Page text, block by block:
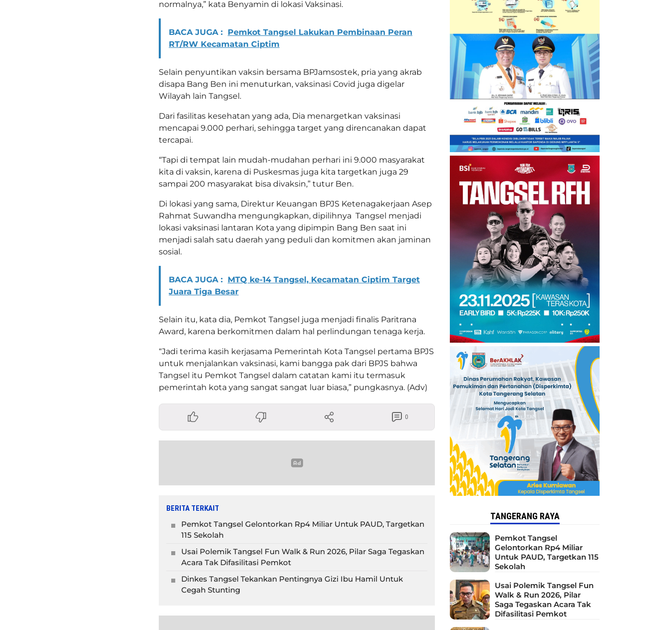
normalnya,” kata Benyamin di lokasi Vaksinasi.
BACA JUGA : Pemkot Tangsel Lakukan Pembinaan Peran
RT/RW Kecamatan Ciptim
Selain penyuntikan vaksin bersama BPJamsostek, pria yang akrab
disapa Bang Ben ini menuturkan, vaksinasi Covid juga digelar
Wilayah lain Tangsel.
Dari fasilitas kesehatan yang ada, Dia menargetkan vaksinasi
mencapai 9.000 perhari, sehingga target yang direncanakan dapat
tercapai.
“Tapi di tempat lain mudah-mudahan perhari ini 9.000 masyarakat
kita di vaksin, karena di Puskesmas juga kita targetkan juga 29
sampai 200 masyarakat bisa divaksin,” tutur Ben.
Di lokasi yang sama, Direktur Keuangan BPJS Ketenagakerjaan Asep
Rahmat Suwandha mengungkapkan, dipilihnya Tangsel menjadi
lokasi vaksinasi lantaran Kota yang dipimpin Bang Ben saat ini
menjadi salah satu daerah yang peduli dan komitmen akan jaminan
sosial.
BACA JUGA : MTQ ke-14 Tangsel, Kecamatan Ciptim Target
Juara Tiga Besar
Selain itu, kata dia, Pemkot Tangsel juga menjadi finalis Paritrana
Award, karena berkomitmen dalam hal perlindungan tenaga kerja.
“Jadi terima kasih kerjasama Pemerintah Kota Tangsel pertama BPJS
untuk menjalankan vaksinasi, kami bangga pak dari BPJS bahwa
Tangsel itu Pemkot Tangsel dalam catatan kami itu termasuk
pemerintah kota yang sangat sangat luar biasa,” pungkasnya. (Adv)
0
BERITA TERKAIT
Pemkot Tangsel Gelontorkan Rp4 Miliar Untuk PAUD, Targetkan
115 Sekolah
Usai Polemik Tangsel Fun Walk & Run 2026, Pilar Saga Tegaskan
Acara Tak Difasilitasi Pemkot
Dinkes Tangsel Tekankan Pentingnya Gizi Ibu Hamil Untuk
Cegah Stunting
TANGERANG RAYA
Pemkot Tangsel
Gelontorkan Rp4 Miliar
Untuk PAUD, Targetkan 115
Sekolah
Usai Polemik Tangsel Fun
Walk & Run 2026, Pilar
Saga Tegaskan Acara Tak
Difasilitasi Pemkot